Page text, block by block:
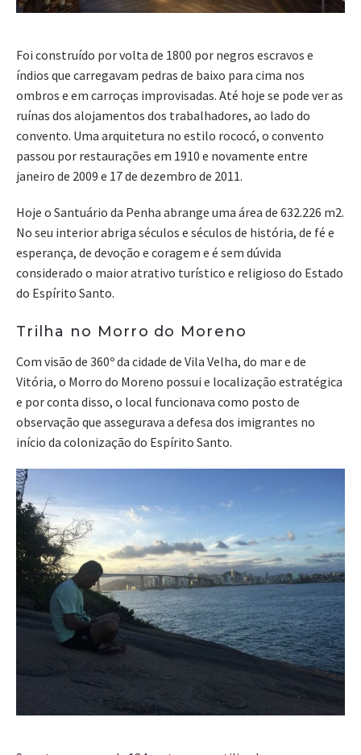
Foi construído por volta de 1800 por negros escravos e
índios que carregavam pedras de baixo para cima nos
ombros e em carroças improvisadas. Até hoje se pode ver as
ruínas dos alojamentos dos trabalhadores, ao lado do
convento. Uma arquitetura no estilo rococó, o convento
passou por restaurações em 1910 e novamente entre
janeiro de 2009 e 17 de dezembro de 2011.
Hoje o Santuário da Penha abrange uma área de 632.226 m2.
No seu interior abriga séculos e séculos de história, de fé e
esperança, de devoção e coragem e é sem dúvida
considerado o maior atrativo turístico e religioso do Estado
do Espírito Santo.
Trilha no Morro do Moreno
Com visão de 360º da cidade de Vila Velha, do mar e de
Vitória, o Morro do Moreno possui e localização estratégica
e por conta disso, o local funcionava como posto de
observação que assegurava a defesa dos imigrantes no
início da colonização do Espírito Santo.